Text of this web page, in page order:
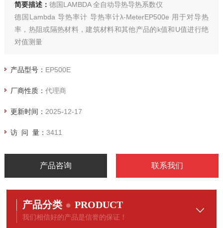
简要描述： 德国LAMBDA 全自动导热导热系数仪
德国Lambda 导热率计 导热率计λ-MeterEP500e 用于对导热
率，热阻或隔热材料，建筑材料和其他产品的k值和U值进行绝
对值测量
产品型号： EP500E
厂商性质： 代理商
更新时间： 2025-12-17
访 问 量： 3411
产品咨询 联系我们
产品分类 PRODUCT
我们相信好的产品是信誉的保证！